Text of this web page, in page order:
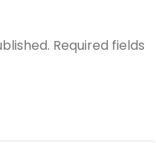
Required fields